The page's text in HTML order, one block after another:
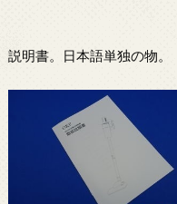
説明書。日本語単独の物。